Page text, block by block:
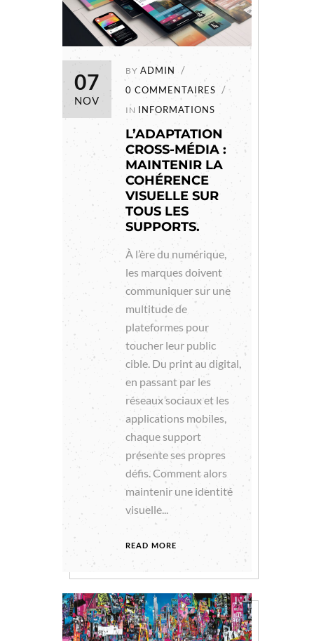
07
NOV
BY ADMIN
0 COMMENTAIRES
IN INFORMATIONS
L’ADAPTATION
CROSS-MÉDIA :
MAINTENIR LA
COHÉRENCE
VISUELLE SUR
TOUS LES
SUPPORTS.
À l’ère du numérique,
les marques doivent
communiquer sur une
multitude de
plateformes pour
toucher leur public
cible. Du print au digital,
en passant par les
réseaux sociaux et les
applications mobiles,
chaque support
présente ses propres
défis. Comment alors
maintenir une identité
visuelle...
READ MORE